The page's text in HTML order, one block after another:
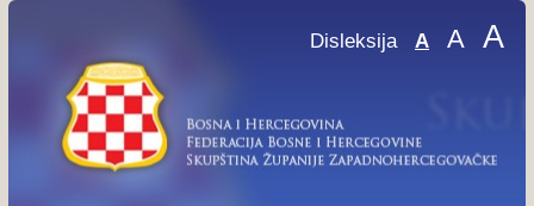
Disleksija A A A